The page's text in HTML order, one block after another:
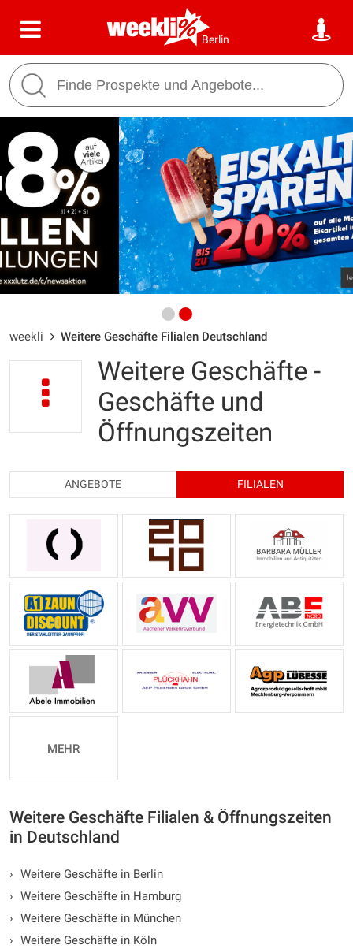
Berlin
weekli Weitere Geschäfte Filialen Deutschland
Weitere Geschäfte -
Geschäfte und
Öffnungszeiten
ANGEBOTE FILIALEN
MEHR
Weitere Geschäfte Filialen & Öffnungszeiten
in Deutschland
› Weitere Geschäfte in Berlin
› Weitere Geschäfte in Hamburg
› Weitere Geschäfte in München
› Weitere Geschäfte in Köln